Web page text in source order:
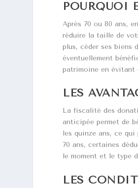
POURQUOI
Après 70 ou 80 ans,
réduire la taille de
plus, céder ses biens
éventuellement
patrimoine en évitant
LES
La fiscalité des
anticipée permet de
les quinze ans, ce
70 ans, certaines
le moment et le type
LES